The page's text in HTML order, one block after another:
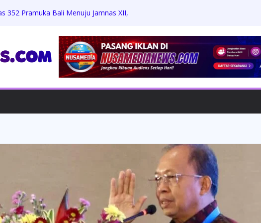
352 Pramuka Bali Menuju Jamnas XII,
Beasiswa Penuh
Berkah, Bagikan Sembako dan
Warga
Harus Hadapi Proses Hukum,
Konfirmasi, Proyek Revitalisasi
Diminta Turun Tangan